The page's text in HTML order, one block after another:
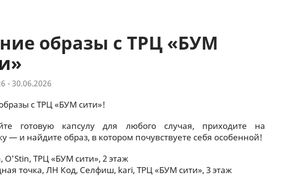
образы с ТРЦ «БУМ
- 30.06.2026
с ТРЦ «БУМ сити»!
готовую капсулу для любого случая, приходите на
— и найдите образ, в котором почувствуете себя особенной!
O'Stin, ТРЦ «БУМ сити», 2 этаж
точка, ЛН Код, Селфиш, kari, ТРЦ «БУМ сити», 3 этаж